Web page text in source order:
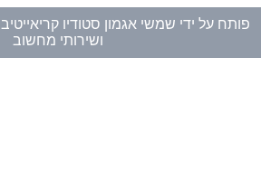
פותח על ידי שמשי אגמון סטודיו קריאייטיב
ושירותי מחשוב